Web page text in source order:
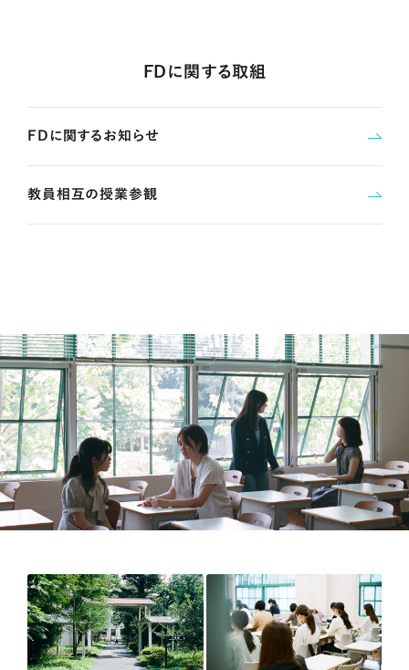
FDに関する取組
FDに関するお知らせ
教員相互の授業参観